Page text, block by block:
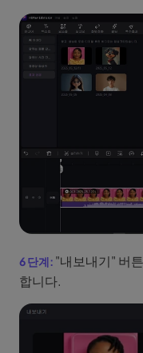
"내보내기" 버
합니다.